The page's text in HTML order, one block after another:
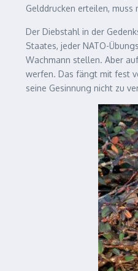
Gelddrucken erteilen,
Der Diebstahl in der
Staates, jeder NATO-
Wachmann stellen. Aber
werfen. Das fängt mit fest
seine Gesinnung nicht zu